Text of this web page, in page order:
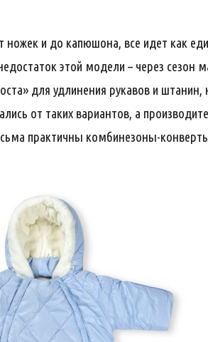
ножек и до капюшона, все идет как
этой модели – через сезон
для удлинения рукавов и штанин,
от таких вариантов, а
практичны комбинезоны-